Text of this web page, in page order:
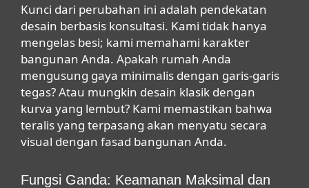
Kunci dari perubahan ini adalah pendekatan
desain berbasis konsultasi. Kami tidak hanya
mengelas besi; kami memahami karakter
bangunan Anda. Apakah rumah Anda
mengusung gaya minimalis dengan garis-garis
tegas? Atau mungkin desain klasik dengan
kurva yang lembut? Kami memastikan bahwa
teralis yang terpasang akan menyatu secara
visual dengan fasad bangunan Anda.
Fungsi Ganda: Keamanan Maksimal dan